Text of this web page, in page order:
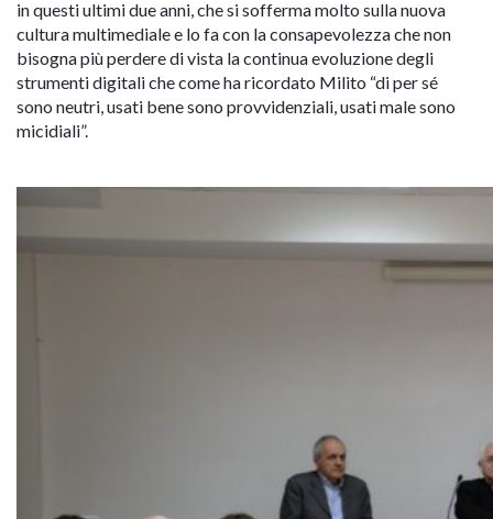
in questi ultimi due anni, che si sofferma molto sulla nuova
cultura multimediale e lo fa con la consapevolezza che non
bisogna più perdere di vista la continua evoluzione degli
strumenti digitali che come ha ricordato Milito “di per sé
sono neutri, usati bene sono provvidenziali, usati male sono
micidiali”.